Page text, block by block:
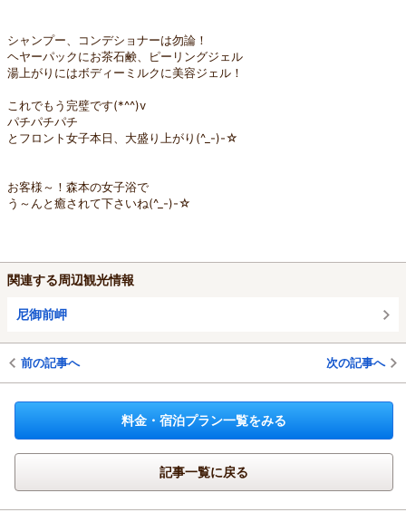
シャンプー、コンデショナーは勿論！
ヘヤーパックにお茶石鹸、ピーリングジェル
湯上がりにはボディーミルクに美容ジェル！
これでもう完璧です(*^^)v
パチパチパチ
とフロント女子本日、大盛り上がり(^_-)-☆
お客様～！森本の女子浴で
う～んと癒されて下さいね(^_-)-☆
関連する周辺観光情報
尼御前岬
前の記事へ 次の記事へ
料金・宿泊プラン一覧をみる
記事一覧に戻る